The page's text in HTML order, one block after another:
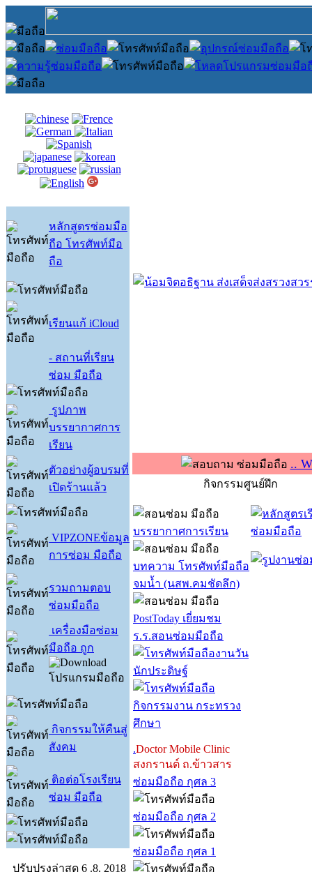
หลักสูตรซ่อมมือ
ถือ โทรศัพท์มือ
ถือ
เรียนแก้ iCloud
- สถานที่เรียน
ซ่อม มือถือ
รูปภาพ
บรรยากาศการ
เรียน
ตัวอย่างผู้อบรมที่
เปิดร้านแล้ว
VIPZONEข้อมูล
การซ่อม มือถือ
รวมถามตอบ
ซ่อมมือถือ
เครื่องมือซ่อม
มือถือ ถูก
กิจกรรมให้คืนสู่
สังคม
ติอต่อโรงเรียน
ซ่อม มือถือ
ปรับปรุงล่าสุด 6 .8. 2018
..
กิจกรรมศูนย์ฝึก
บรรยากาศการเรียน
บทความ โทรศัพท์มือถือ
จมน้ำ (นสพ.คมชัดลึก)
PostToday เยี่ยมชม
ร.ร.สอนซ่อมมือถือ
งานวัน
นักประดิษฐ์
กิจกรรมงาน กระทรวง
ศึกษา
.Doctor Mobile Clinic
สงกรานต์ ถ.ข้าวสาร
ซ่อมมือถือ กุศล 3
ซ่อมมือถือ กุศล 2
ซ่อมมือถือ กุศล 1